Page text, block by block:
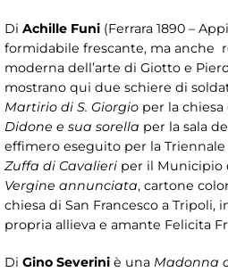
Di Achille Funi (Ferrara 1890 –
formidabile frescante, ma anche
moderna dell’arte di Giotto e
mostrano qui due schiere di
Martirio di S. Giorgio per la
Didone e sua sorella per la sala
effimero eseguito per la Triennale
Zuffa di Cavalieri per il Municipio
Vergine annunciata, cartone
chiesa di San Francesco a Tripoli,
propria allieva e amante Felicita
Di Gino Severini è una Madonna